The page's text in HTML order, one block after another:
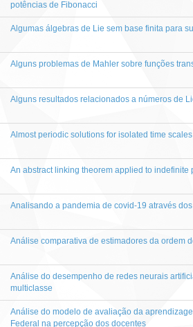
potências de Fibonacci
Algumas álgebras de Lie sem base finita para
Alguns problemas de Mahler sobre funções
Alguns resultados relacionados a números de
Almost periodic solutions for isolated time
An abstract linking theorem applied to indefinite
Analisando a pandemia de covid-19 através
Análise comparativa de estimadores da ordem
Análise do desempenho de redes neurais
multiclasse
Análise do modelo de avaliação da
Federal na percepção dos docentes